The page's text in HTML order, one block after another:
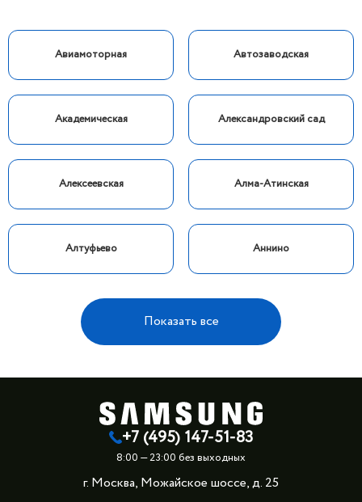
Авиамоторная Автозаводская
Академическая Александровский сад
Алексеевская Алма-Атинская
Алтуфьево Аннино
Показать все
+7 (495) 147-51-83
8:00 — 23:00 без выходных
г. Москва, Можайское шоссе, д. 25